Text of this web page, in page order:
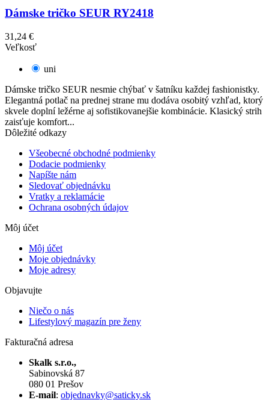
Dámske tričko SEUR RY2418
31,24 €
Veľkosť
uni
Dámske tričko SEUR nesmie chýbať v šatníku každej fashionistky.
Elegantná potlač na prednej strane mu dodáva osobitý vzhľad, ktorý
skvele doplní ležérne aj sofistikovanejšie kombinácie. Klasický strih
zaisťuje komfort...
Dôležité odkazy
Všeobecné obchodné podmienky
Dodacie podmienky
Napíšte nám
Sledovať objednávku
Vratky a reklamácie
Ochrana osobných údajov
Môj účet
Môj účet
Moje objednávky
Moje adresy
Objavujte
Niečo o nás
Lifestylový magazín pre ženy
Fakturačná adresa
Skalk s.r.o.,
Sabinovská 87
080 01 Prešov
E-mail: objednavky@saticky.sk